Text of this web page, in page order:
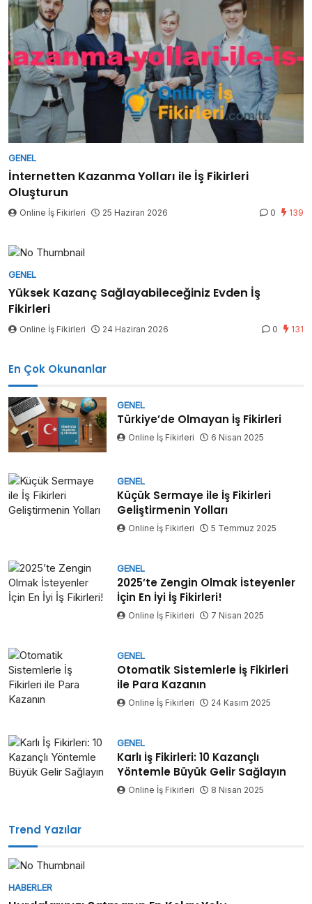
GENEL
İnternetten Kazanma Yolları ile İş Fikirleri
Oluşturun
Online İş Fikirleri 25 Haziran 2026 0 139
GENEL
Yüksek Kazanç Sağlayabileceğiniz Evden İş
Fikirleri
Online İş Fikirleri 24 Haziran 2026 0 131
En Çok Okunanlar
GENEL
Türkiye’de Olmayan İş Fikirleri
Online İş Fikirleri 6 Nisan 2025
GENEL
Küçük Sermaye ile İş Fikirleri
Geliştirmenin Yolları
Online İş Fikirleri 5 Temmuz 2025
GENEL
2025’te Zengin Olmak İsteyenler
İçin En İyi İş Fikirleri!
Online İş Fikirleri 7 Nisan 2025
GENEL
Otomatik Sistemlerle İş Fikirleri
ile Para Kazanın
Online İş Fikirleri 24 Kasım 2025
GENEL
Karlı İş Fikirleri: 10 Kazançlı
Yöntemle Büyük Gelir Sağlayın
Online İş Fikirleri 8 Nisan 2025
Trend Yazılar
HABERLER